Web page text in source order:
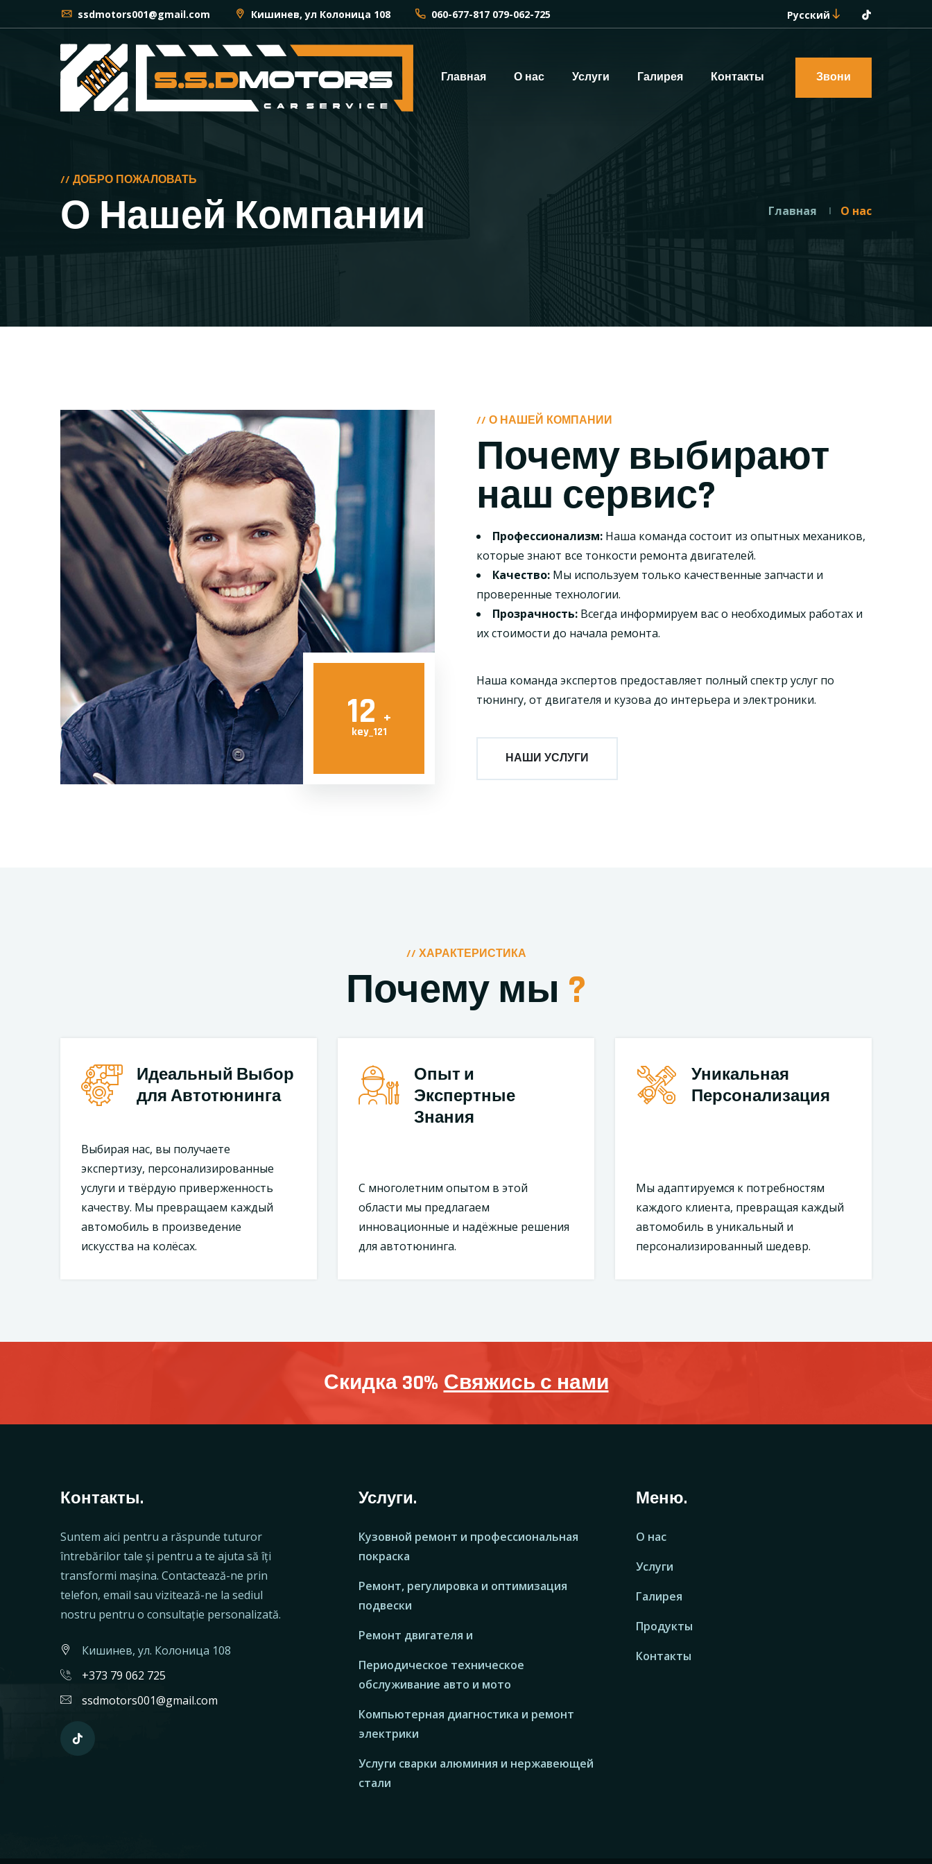
ssdmotors001@gmail.com Кишинев, ул Колоница 108 060-677-817 079-062-725 Русский
Главная О нас Услуги Галирея Контакты Звони
// ДОБРО ПОЖАЛОВАТЬ
О Нашей Компании Главная О нас
12 +
key_121
// О НАШЕЙ КОМПАНИИ
Почему выбирают
наш сервис?
Профессионализм: Наша команда состоит из опытных механиков,
которые знают все тонкости ремонта двигателей.
Качество: Мы используем только качественные запчасти и
проверенные технологии.
Прозрачность: Всегда информируем вас о необходимых работах и
их стоимости до начала ремонта.
Наша команда экспертов предоставляет полный спектр услуг по
тюнингу, от двигателя и кузова до интерьера и электроники.
НАШИ УСЛУГИ
// ХАРАКТЕРИСТИКА
Почему мы ?
Идеальный Выбор
для Автотюнинга
Выбирая нас, вы получаете
экспертизу, персонализированные
услуги и твёрдую приверженность
качеству. Мы превращаем каждый
автомобиль в произведение
искусства на колёсах.
Опыт и
Экспертные
Знания
С многолетним опытом в этой
области мы предлагаем
инновационные и надёжные решения
для автотюнинга.
Уникальная
Персонализация
Мы адаптируемся к потребностям
каждого клиента, превращая каждый
автомобиль в уникальный и
персонализированный шедевр.
Скидка 30% Свяжись с нами
Контакты.
Suntem aici pentru a răspunde tuturor
întrebărilor tale și pentru a te ajuta să îți
transformi mașina. Contactează-ne prin
telefon, email sau vizitează-ne la sediul
nostru pentru o consultație personalizată.
Кишинев, ул. Колоница 108
+373 79 062 725
ssdmotors001@gmail.com
Услуги.
Кузовной ремонт и профессиональная
покраска
Ремонт, регулировка и оптимизация
подвески
Ремонт двигателя и
Периодическое техническое
обслуживание авто и мото
Компьютерная диагностика и ремонт
электрики
Услуги сварки алюминия и нержавеющей
стали
Меню.
О нас
Услуги
Галирея
Продукты
Контакты